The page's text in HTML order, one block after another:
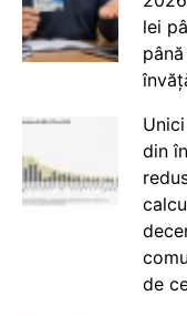
lei
din
de